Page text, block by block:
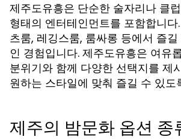
제주도유흥은 단순한 술자리나 클
형태의 엔터테인먼트를 포함합니다
츠룸, 레깅스룸, 룸싸롱 등에서 즐
인 경험입니다. 제주도유흥은 여유
분위기와 함께 다양한 선택지를 제
원하는 스타일에 맞춰 즐길 수 있도
제주의 밤문화 옵션 종